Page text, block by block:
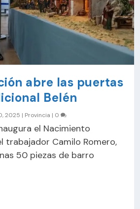
abre las puertas
Belén
2025 | Provincia | 0
el Nacimiento
trabajador Camilo Romero,
50 piezas de barro